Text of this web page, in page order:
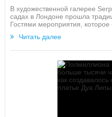
В художественной галерее
садах в Лондоне прошла
Гостями мероприятия, которое
Читать далее